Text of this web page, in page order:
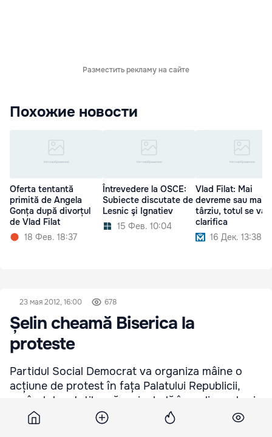
Разместить рекламу на сайте
Похожие новости
Oferta tentantă
primită de Angela
Gonța după divorțul
de Vlad Filat
18 Фев. 18:37
Întrevedere la OSCE:
Subiecte discutate de
Lesnic şi Ignatiev
15 Фев. 10:04
Vlad Filat: Mai
devreme sau mai
târziu, totul se va
clarifica
16 Дек. 13:38
23 мая 2012, 16:00 678
Șelin cheamă Biserica la
proteste
Partidul Social Democrat va organiza mâine o
acțiune de protest în fața Palatului Republicii,
cerând deputaților să nu includă în ordinea de zi
a şedinţei proiectul de Lege privind egalitatea de